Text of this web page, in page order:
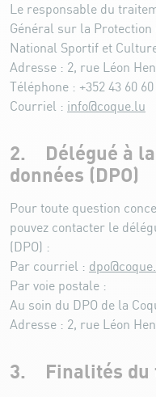
Le responsable du
Général sur la Protection
National Sportif et
Adresse : 2, rue Léon
Téléphone : +352 43 60 60
Courriel : info@coque.lu
2. Délégué à
données (DPO)
Pour toute question
pouvez contacter le
(DPO) :
Par courriel :
Par voie postale :
Au soin du DPO de la
Adresse : 2, rue Léon
3. Finalités du